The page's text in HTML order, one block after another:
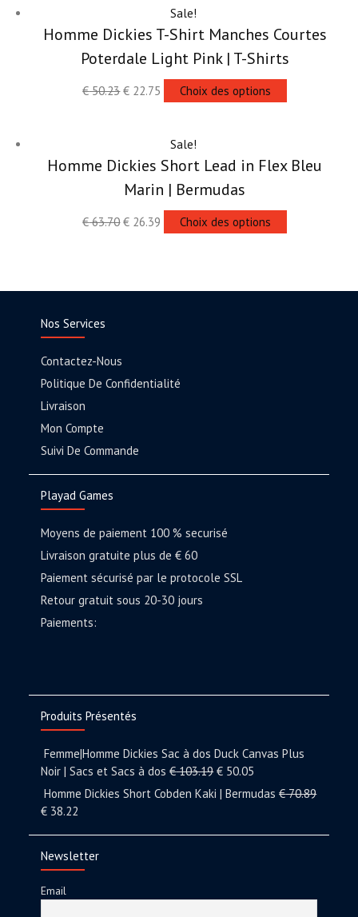
Sale!
Homme Dickies T-Shirt Manches Courtes
Poterdale Light Pink | T-Shirts
€50.23 € 22.75 Choix des options
Sale!
Homme Dickies Short Lead in Flex Bleu
Marin | Bermudas
€63.70 € 26.39 Choix des options
Nos Services
Contactez-Nous
Politique De Confidentialité
Livraison
Mon Compte
Suivi De Commande
Playad Games
Moyens de paiement 100 % securisé
Livraison gratuite plus de € 60
Paiement sécurisé par le protocole SSL
Retour gratuit sous 20-30 jours
Paiements:
Produits Présentés
Femme|Homme Dickies Sac à dos Duck Canvas Plus
Noir | Sacs et Sacs à dos €103.19 € 50.05
Homme Dickies Short Cobden Kaki | Bermudas €70.89
€ 38.22
Newsletter
Email